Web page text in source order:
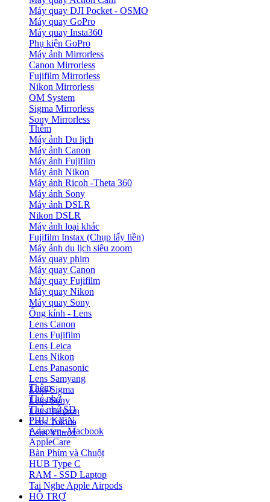
Máy quay DJI Pocket - OSMO
Máy quay GoPro
Máy quay Insta360
Phụ kiện GoPro
Máy ảnh Mirrorless
Canon Mirrorless
Fujifilm Mirrorless
Nikon Mirrorless
OM System
Sigma Mirrorless
Sony Mirrorless
Thêm
Máy ảnh Du lịch
Máy ảnh Canon
Máy ảnh Fujifilm
Máy ảnh Nikon
Máy ảnh Ricoh -Theta 360
Máy ảnh Sony
Máy ảnh DSLR
Nikon DSLR
Máy ảnh loại khác
Fujifilm Instax (Chụp lấy liền)
Máy ảnh du lịch siêu zoom
Máy quay phim
Máy quay Canon
Máy quay Fujifilm
Máy quay Nikon
Máy quay Sony
Ống kính - Lens
Lens Canon
Lens Fujifilm
Lens Leica
Lens Nikon
Lens Panasonic
Lens Samyang
Lens Sigma
Lens Sony
Lens Tamron
Lens Tokina
Lens Viltrox
Thêm
Thẻ nhớ
Thẻ nhớ SD
PHỤ KIỆN
Adapter - Macbook
AppleCare
Bàn Phím và Chuột
HUB Type C
RAM - SSD Laptop
Tai Nghe Apple Airpods
HỖ TRỢ